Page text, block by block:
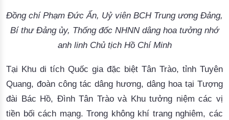
Đồng chí Phạm Đức Ấn, Uỷ viên BCH Trung ương Đảng,
Bí thư Đảng ủy, Thống đốc NHNN dâng hoa tưởng nhớ
anh linh Chủ tịch Hồ Chí Minh
Tại Khu di tích Quốc gia đặc biệt Tân Trào, tỉnh Tuyên
Quang, đoàn công tác dâng hương, dâng hoa tại Tượng
đài Bác Hồ, Đình Tân Trào và Khu tưởng niệm các vị
tiền bối cách mạng. Trong không khí trang nghiêm, các